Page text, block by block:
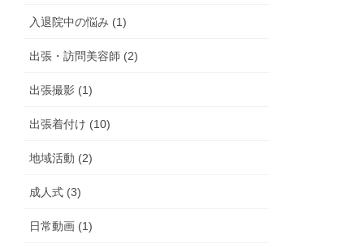
入退院中の悩み (1)
出張・訪問美容師 (2)
出張撮影 (1)
出張着付け (10)
地域活動 (2)
成人式 (3)
日常動画 (1)